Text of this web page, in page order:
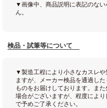
▼画像中、商品説明に表記のな
ん。
検品・試筆等について
▼製造工程により小さなカスレ
ますが、メーカー検品を通過し
ものをお届けしております。ま
場合がございますが、程度によ
で予めご了承ください。